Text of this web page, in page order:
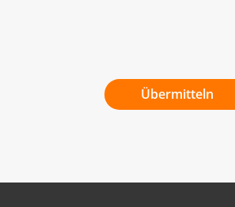
Übermitteln